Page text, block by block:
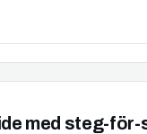
med steg-